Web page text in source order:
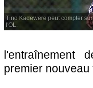
Tino Kadewere peut compter
l'OL.
l'entraînement
premier